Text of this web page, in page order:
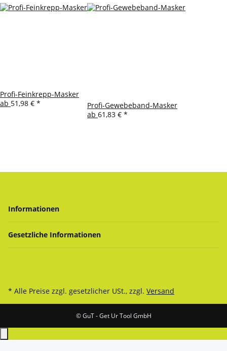
Profi-Feinkrepp-Masker
ab 51,98 € *
Profi-Gewebeband-Masker
ab 61,83 € *
Informationen
Gesetzliche Informationen
* Alle Preise zzgl. gesetzlicher USt., zzgl. Versand
© GuT - Get Ur Tool GmbH